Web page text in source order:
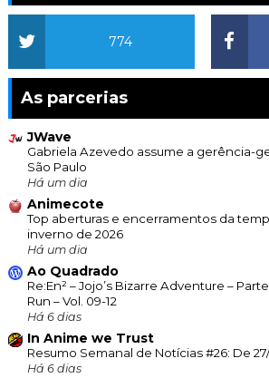
774
As parcerias
JWave
Gabriela Azevedo assume a gerência-
São Paulo
Há um dia
Animecote
Top aberturas e encerramentos da
inverno de 2026
Há um dia
Ao Quadrado
Re:En² – Jojo’s Bizarre Adventure –
Run – Vol. 09-12
Há 6 dias
In Anime we Trust
Resumo Semanal de Notícias #26: De
Há 6 dias